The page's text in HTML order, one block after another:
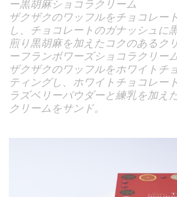
ー黒胡麻ショコラクリーム
ザクザクのワッフルをチョコレー
し、チョコレートのガナッシュに
煎り黒胡麻を加えたコクのあるク
ーフランボワーズショコラクリー
ザクザクのワッフルをホワイトチ
ティングし、ホワイトチョコレー
ラズベリーパウダーと練乳を加え
クリームをサンド。